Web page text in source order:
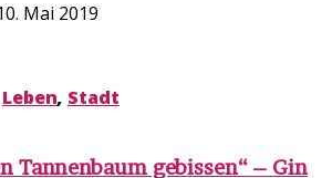
Mai 2019
Leben, Stadt
Tannenbaum gebissen“ – Gin